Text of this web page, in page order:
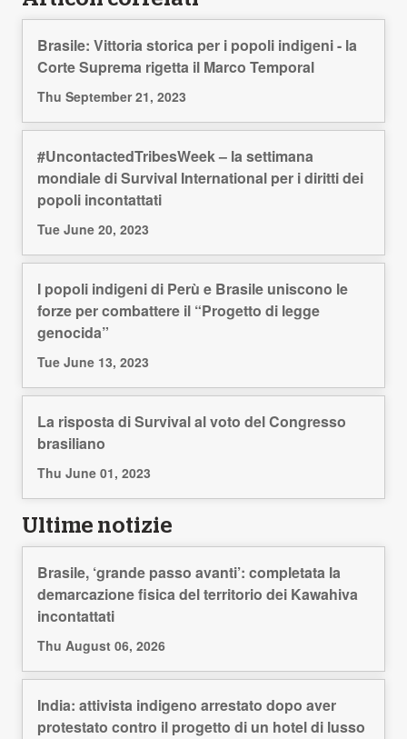
Brasile: Vittoria storica per i popoli indigeni - la
Corte Suprema rigetta il Marco Temporal
Thu September 21, 2023
#UncontactedTribesWeek – la settimana
mondiale di Survival International per i diritti dei
popoli incontattati
Tue June 20, 2023
I popoli indigeni di Perù e Brasile uniscono le
forze per combattere il “Progetto di legge
genocida”
Tue June 13, 2023
La risposta di Survival al voto del Congresso
brasiliano
Thu June 01, 2023
Ultime notizie
Brasile, ‘grande passo avanti’: completata la
demarcazione fisica del territorio dei Kawahiva
incontattati
Thu August 06, 2026
India: attivista indigeno arrestato dopo aver
protestato contro il progetto di un hotel di lusso